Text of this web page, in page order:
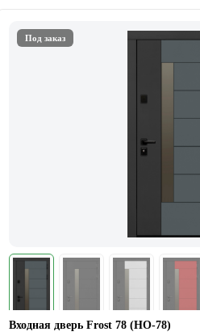
Под заказ
Входная дверь Frost 78 (НО-78)